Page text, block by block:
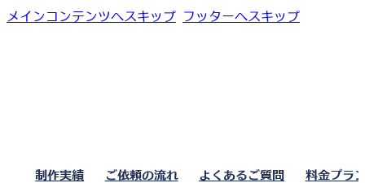
メインコンテンツへスキップ フッターへスキップ
制作実績 ご依頼の流れ よくあるご質問 料金プラ